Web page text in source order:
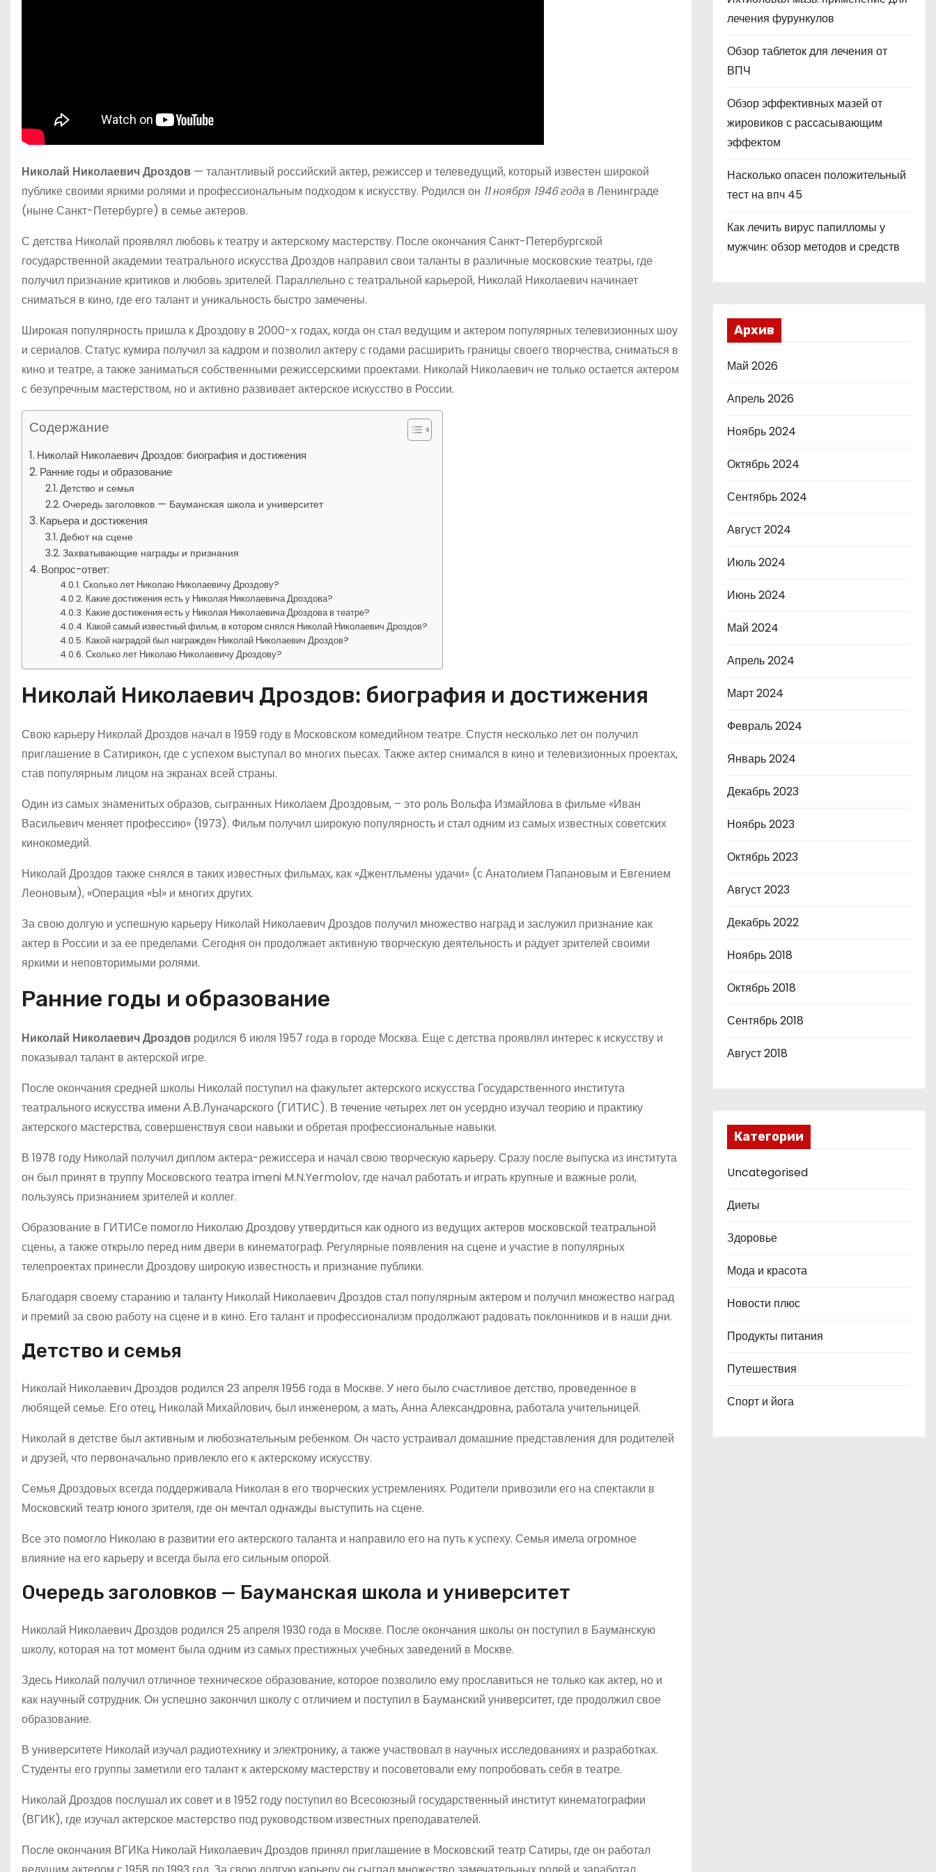
Николай Николаевич Дроздов — талантливый российский актер, режиссер и телеведущий, который известен широкой
публике своими яркими ролями и профессиональным подходом к искусству. Родился он 11 ноября 1946 года в Ленинграде
(ныне Санкт-Петербурге) в семье актеров.
С детства Николай проявлял любовь к театру и актерскому мастерству. После окончания Санкт-Петербургской
государственной академии театрального искусства Дроздов направил свои таланты в различные московские театры, где
получил признание критиков и любовь зрителей. Параллельно с театральной карьерой, Николай Николаевич начинает
сниматься в кино, где его талант и уникальность быстро замечены.
Широкая популярность пришла к Дроздову в 2000-х годах, когда он стал ведущим и актером популярных телевизионных шоу
и сериалов. Статус кумира получил за кадром и позволил актеру с годами расширить границы своего творчества, сниматься в
кино и театре, а также заниматься собственными режиссерскими проектами. Николай Николаевич не только остается актером
с безупречным мастерством, но и активно развивает актерское искусство в России.
Содержание
Николай Николаевич Дроздов: биография и достижения
Ранние годы и образование
Детство и семья
Очередь заголовков — Бауманская школа и университет
Карьера и достижения
Дебют на сцене
Захватывающие награды и признания
Вопрос-ответ:
Сколько лет Николаю Николаевичу Дроздову?
Какие достижения есть у Николая Николаевича Дроздова?
Какие достижения есть у Николая Николаевича Дроздова в театре?
Какой самый известный фильм, в котором снялся Николай Николаевич Дроздов?
Какой наградой был награжден Николай Николаевич Дроздов?
Сколько лет Николаю Николаевичу Дроздову?
Николай Николаевич Дроздов: биография и достижения
Свою карьеру Николай Дроздов начал в 1959 году в Московском комедийном театре. Спустя несколько лет он получил
приглашение в Сатирикон, где с успехом выступал во многих пьесах. Также актер снимался в кино и телевизионных проектах,
став популярным лицом на экранах всей страны.
Один из самых знаменитых образов, сыгранных Николаем Дроздовым, – это роль Вольфа Измайлова в фильме «Иван
Васильевич меняет профессию» (1973). Фильм получил широкую популярность и стал одним из самых известных советских
кинокомедий.
Николай Дроздов также снялся в таких известных фильмах, как «Джентльмены удачи» (с Анатолием Папановым и Евгением
Леоновым), «Операция «Ы» и многих других.
За свою долгую и успешную карьеру Николай Николаевич Дроздов получил множество наград и заслужил признание как
актер в России и за ее пределами. Сегодня он продолжает активную творческую деятельность и радует зрителей своими
яркими и неповторимыми ролями.
Ранние годы и образование
Николай Николаевич Дроздов родился 6 июля 1957 года в городе Москва. Еще с детства проявлял интерес к искусству и
показывал талант в актерской игре.
После окончания средней школы Николай поступил на факультет актерского искусства Государственного института
театрального искусства имени А.В.Луначарского (ГИТИС). В течение четырех лет он усердно изучал теорию и практику
актерского мастерства, совершенствуя свои навыки и обретая профессиональные навыки.
В 1978 году Николай получил диплом актера-режиссера и начал свою творческую карьеру. Сразу после выпуска из института
он был принят в труппу Московского театра imeni M.N.Yermolov, где начал работать и играть крупные и важные роли,
пользуясь признанием зрителей и коллег.
Образование в ГИТИСе помогло Николаю Дроздову утвердиться как одного из ведущих актеров московской театральной
сцены, а также открыло перед ним двери в кинематограф. Регулярные появления на сцене и участие в популярных
телепроектах принесли Дроздову широкую известность и признание публики.
Благодаря своему старанию и таланту Николай Николаевич Дроздов стал популярным актером и получил множество наград
и премий за свою работу на сцене и в кино. Его талант и профессионализм продолжают радовать поклонников и в наши дни.
Детство и семья
Николай Николаевич Дроздов родился 23 апреля 1956 года в Москве. У него было счастливое детство, проведенное в
любящей семье. Его отец, Николай Михайлович, был инженером, а мать, Анна Александровна, работала учительницей.
Николай в детстве был активным и любознательным ребенком. Он часто устраивал домашние представления для родителей
и друзей, что первоначально привлекло его к актерскому искусству.
Семья Дроздовых всегда поддерживала Николая в его творческих устремлениях. Родители привозили его на спектакли в
Московский театр юного зрителя, где он мечтал однажды выступить на сцене.
Все это помогло Николаю в развитии его актерского таланта и направило его на путь к успеху. Семья имела огромное
влияние на его карьеру и всегда была его сильным опорой.
Очередь заголовков — Бауманская школа и университет
Николай Николаевич Дроздов родился 25 апреля 1930 года в Москве. После окончания школы он поступил в Бауманскую
школу, которая на тот момент была одним из самых престижных учебных заведений в Москве.
Здесь Николай получил отличное техническое образование, которое позволило ему прославиться не только как актер, но и
как научный сотрудник. Он успешно закончил школу с отличием и поступил в Бауманский университет, где продолжил свое
образование.
В университете Николай изучал радиотехнику и электронику, а также участвовал в научных исследованиях и разработках.
Студенты его группы заметили его талант к актерскому мастерству и посоветовали ему попробовать себя в театре.
Николай Дроздов послушал их совет и в 1952 году поступил во Всесоюзный государственный институт кинематографии
(ВГИК), где изучал актерское мастерство под руководством известных преподавателей.
После окончания ВГИКа Николай Николаевич Дроздов принял приглашение в Московский театр Сатиры, где он работал
лечения фурункулов
Обзор таблеток для лечения от
ВПЧ
Обзор эффективных мазей от
жировиков с рассасывающим
эффектом
Насколько опасен положительный
тест на впч 45
Как лечить вирус папилломы у
мужчин: обзор методов и средств
Архив
Май 2026
Апрель 2026
Ноябрь 2024
Октябрь 2024
Сентябрь 2024
Август 2024
Июль 2024
Июнь 2024
Май 2024
Апрель 2024
Март 2024
Февраль 2024
Январь 2024
Декабрь 2023
Ноябрь 2023
Октябрь 2023
Август 2023
Декабрь 2022
Ноябрь 2018
Октябрь 2018
Сентябрь 2018
Август 2018
Категории
Uncategorised
Диеты
Здоровье
Мода и красота
Новости плюс
Продукты питания
Путешествия
Спорт и йога